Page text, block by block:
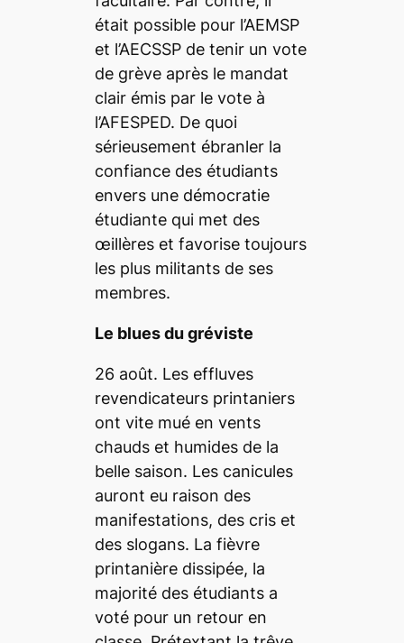
était possible pour l’AEMSP
et l’AECSSP de tenir un vote
de grève après le mandat
clair émis par le vote à
l’AFESPED. De quoi
sérieusement ébranler la
confiance des étudiants
envers une démocratie
étudiante qui met des
œillères et favorise toujours
les plus militants de ses
membres.
Le blues du gréviste
26 août. Les effluves
revendicateurs printaniers
ont vite mué en vents
chauds et humides de la
belle saison. Les canicules
auront eu raison des
manifestations, des cris et
des slogans. La fièvre
printanière dissipée, la
majorité des étudiants a
voté pour un retour en